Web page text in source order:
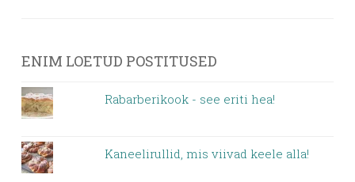
ENIM LOETUD POSTITUSED
Rabarberikook - see eriti hea!
Kaneelirullid, mis viivad keele alla!